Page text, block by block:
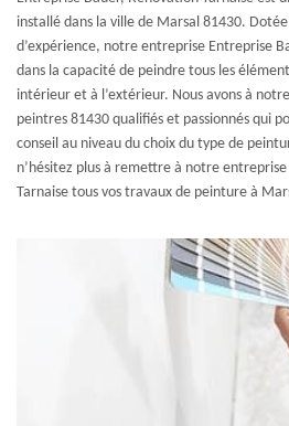
installé dans la ville de Marsal 81430.
d’expérience, notre entreprise Entreprise
dans la capacité de peindre tous les
intérieur et à l’extérieur. Nous avons à
peintres 81430 qualifiés et passionnés qui
conseil au niveau du choix du type de
n’hésitez plus à remettre à notre
Tarnaise tous vos travaux de peinture à